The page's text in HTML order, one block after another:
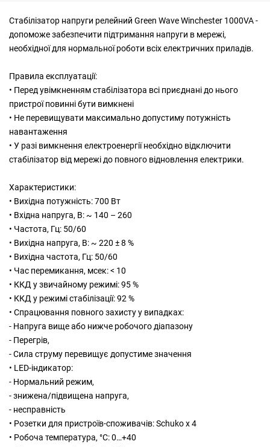
Стабілізатор напруги релейний Green Wave Winchester 1000VA -
допоможе забезпечити підтримання напруги в мережі,
необхідної для нормальної роботи всіх електричних приладів.
Правила експлуатації:
• Перед увімкненням стабілізатора всі приєднані до нього
пристрої повинні бути вимкнені
• Не перевищувати максимально допустиму потужність
навантаження
• У разі вимкнення електроенергії необхідно відключити
стабілізатор від мережі до повного відновлення електрики.
Характеристики:
• Вихідна потужність: 700 Вт
• Вхідна напруга, В: ~ 140 – 260
• Частота, Гц: 50/60
• Вихідна напруга, В: ~ 220 ± 8 %
• Вихідна частота, Гц: 50/60
• Час перемикання, мсек: < 10
• ККД у звичайному режимі: 95 %
• ККД у режимі стабілізації: 92 %
• Спрацювання повного захисту у випадках:
- Напруга вище або нижче робочого діапазону
- Перегрів,
- Сила струму перевищує допустиме значення
• LED-індикатор:
- Нормальний режим,
- знижена/підвищена напруга,
- несправність
• Розетки для пристроїв-споживачів: Schuko x 4
• Робоча температура, °C: 0…+40